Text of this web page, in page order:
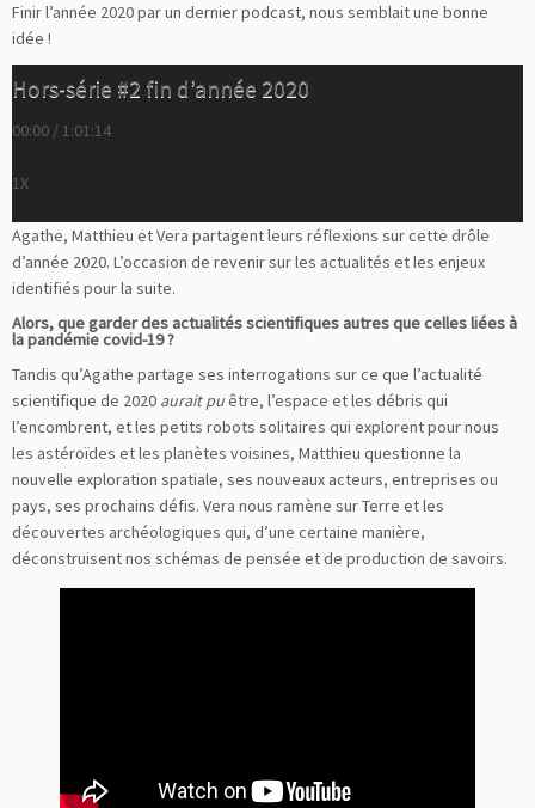
Finir l’année 2020 par un dernier podcast, nous semblait une bonne
idée !
Hors-série #2 fin d’année 2020
00:00 / 1:01:14
1X
Agathe, Matthieu et Vera partagent leurs réflexions sur cette drôle
d’année 2020. L’occasion de revenir sur les actualités et les enjeux
identifiés pour la suite.
Alors, que garder des actualités scientifiques autres que celles liées à
la pandémie covid-19 ?
Tandis qu’Agathe partage ses interrogations sur ce que l’actualité
scientifique de 2020 aurait puêtre, l’espace et les débris qui
l’encombrent, et les petits robots solitaires qui explorent pour nous
les astéroïdes et les planètes voisines, Matthieu questionne la
nouvelle exploration spatiale, ses nouveaux acteurs, entreprises ou
pays, ses prochains défis. Vera nous ramène sur Terre et les
découvertes archéologiques qui, d’une certaine manière,
déconstruisent nos schémas de pensée et de production de savoirs.